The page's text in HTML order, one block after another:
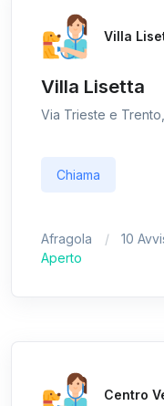
Villa
Villa Lisetta
Via Trieste e
Chiama
Afragola 10
Aperto
Centro